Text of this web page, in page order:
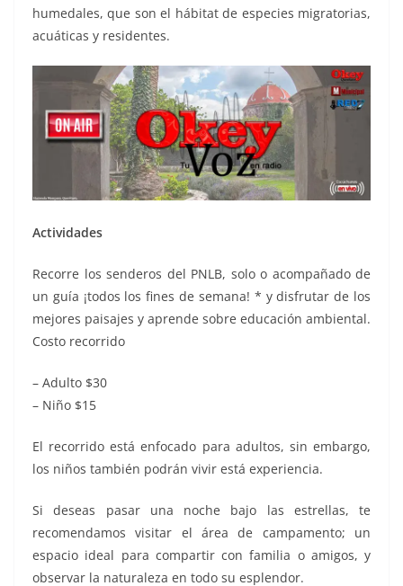
humedales, que son el hábitat de especies migratorias,
acuáticas y residentes.
Actividades
Recorre los senderos del PNLB, solo o acompañado de
un guía ¡todos los fines de semana! * y disfrutar de los
mejores paisajes y aprende sobre educación ambiental.
Costo recorrido
– Adulto $30
– Niño $15
El recorrido está enfocado para adultos, sin embargo,
los niños también podrán vivir está experiencia.
Si deseas pasar una noche bajo las estrellas, te
recomendamos visitar el área de campamento; un
espacio ideal para compartir con familia o amigos, y
observar la naturaleza en todo su esplendor.